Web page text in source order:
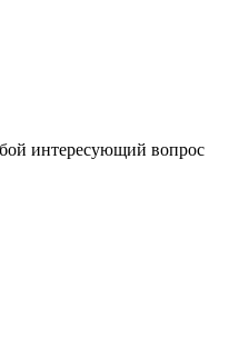
интересующий вопрос